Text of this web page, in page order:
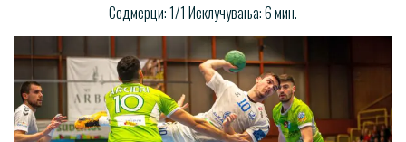
Седмерци: 1/1 Исклучувања: 6 мин.